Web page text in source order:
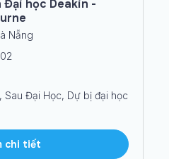
Đại học Deakin -
Nẵng
Đại Học, Dự bị đại học
chi tiết